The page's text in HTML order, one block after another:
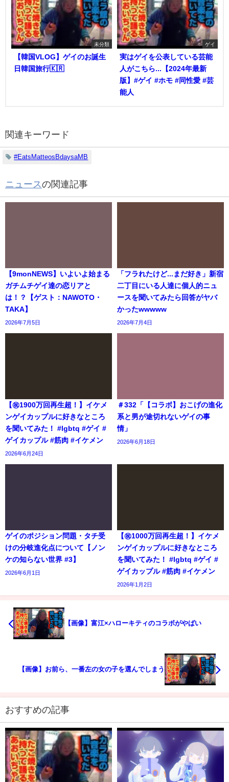
未分類
【韓国VLOG】ゲイのお誕生
日韓国旅行🇰🇷
ゲイ
実はゲイを公表している芸能
人がこちら...【2024年最新
版】#ゲイ #ホモ #同性愛 #芸
能人
関連キーワード
#EatsMatteosBdaysaMB
ニュース の関連記事
【9monNEWS】いよいよ始まる
ガチムチゲイ達の恋リアと
は！？【ゲスト：NAWOTO・
TAKA】
2026年7月5日
「フラれたけど...まだ好き」新宿
二丁目にいる人達に個人的ニュ
ースを聞いてみたら回答がヤバ
かったwwwww
2026年7月4日
【㊗️1900万回再生超！】イケメ
ンゲイカップルに好きなところ
を聞いてみた！ #lgbtq #ゲイ #
ゲイカップル #筋肉 #イケメン
2026年6月24日
＃332「【コラボ】おこげの進化
系と男が途切れないゲイの事
情」
2026年6月18日
ゲイのポジション問題・タチ受
けの分岐進化点について【ノン
ケの知らない世界 #3】
2026年6月1日
【㊗️1000万回再生超！】イケメ
ンゲイカップルに好きなところ
を聞いてみた！ #lgbtq #ゲイ #
ゲイカップル #筋肉 #イケメン
2026年1月2日
【画像】富江×ハローキティのコラボがやばい
【画像】お前ら、一番左の女の子を選んでしまう
おすすめの記事